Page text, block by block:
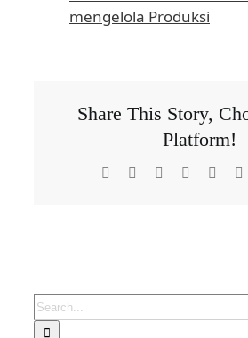
mengelola Produksi
Share This Story,
Platform!
Facebook Reddit LinkedIn
Search
for: